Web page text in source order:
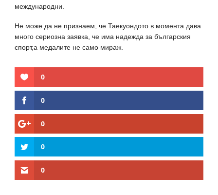
международни.
Не може да не признаем, че Таекуондото в момента дава
много сериозна заявка, че има надежда за българския
спорт,а медалите не само мираж.
0
0
0
0
0